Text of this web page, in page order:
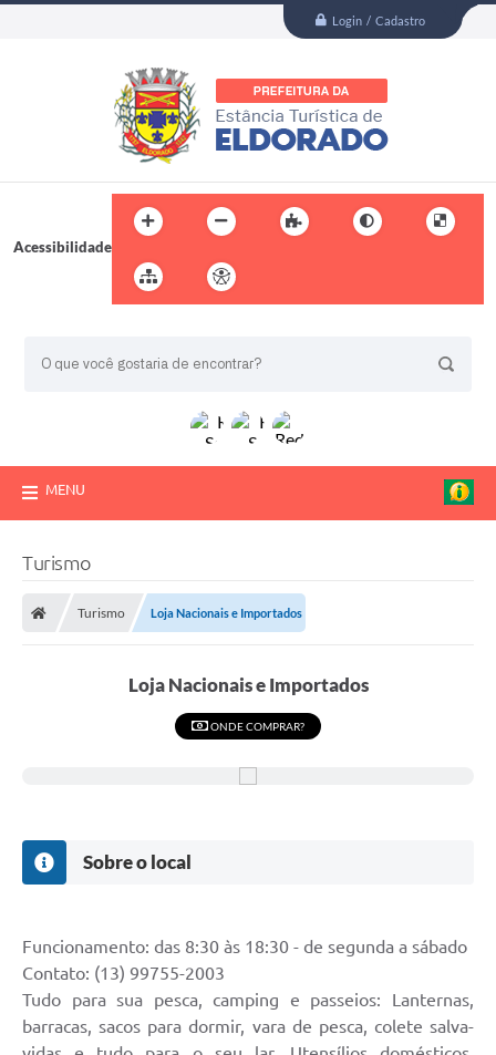
Login / Cadastro
Acessibilidade
MENU
Turismo
Turismo Loja Nacionais e Importados
Loja Nacionais e Importados
ONDE COMPRAR?
Sobre o local
Funcionamento: das 8:30 às 18:30 - de segunda a sábado
Contato: (13) 99755-2003
Tudo para sua pesca, camping e passeios: Lanternas,
barracas, sacos para dormir, vara de pesca, colete salva-